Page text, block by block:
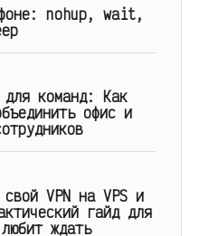
nohup, wait,
для команд: Как
офис и
VPN на VPS и
гайд для
ждать